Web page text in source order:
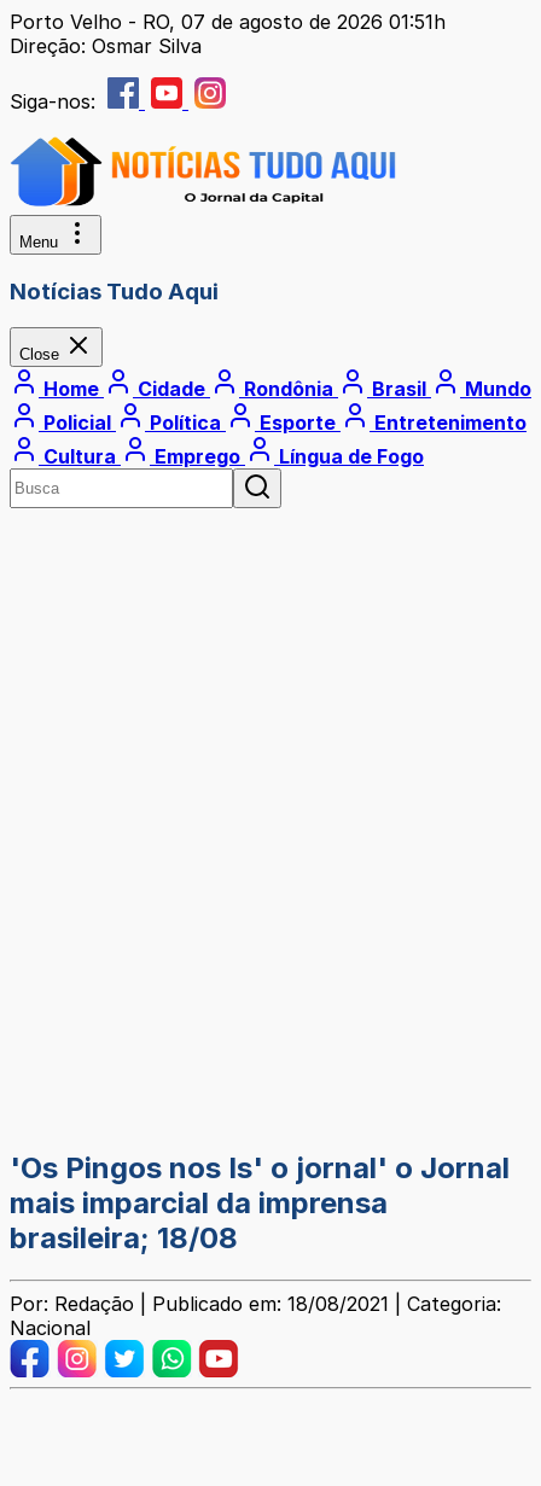
Porto Velho - RO, 07 de agosto de 2026 01:51h
Direção: Osmar Silva
Siga-nos:
Menu
Notícias Tudo Aqui
Close
Home Cidade Rondônia Brasil
Mundo
Policial
Política Esporte
Entretenimento
Cultura
Emprego Língua de Fogo
'Os Pingos nos Is' o jornal' o Jornal
mais imparcial da imprensa
brasileira; 18/08
Por: Redação | Publicado em: 18/08/2021 | Categoria:
Nacional